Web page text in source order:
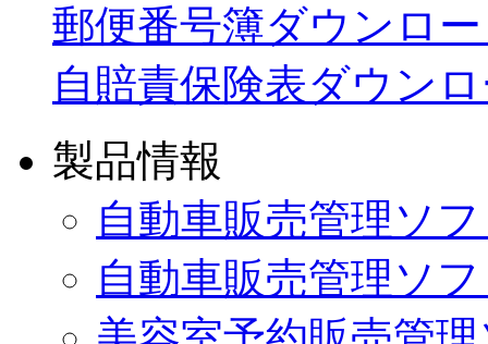
郵便番号簿ダウンロ
自賠責保険表ダウン
製品情報
自動車販売管理ソフ
自動車販売管理ソフ